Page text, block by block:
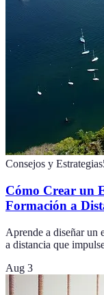
Consejos y Estrategias
Cómo Crear un
Formación a
Aprende a diseñar un
a distancia que
Aug 3